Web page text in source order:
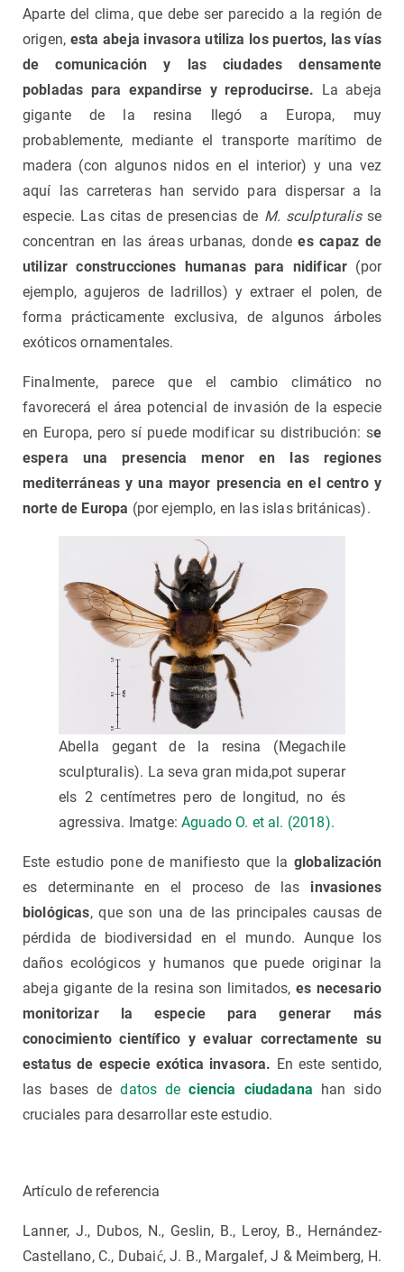
Aparte del clima, que debe ser parecido a la región de
origen, esta abeja invasora utiliza los puertos, las vías
de comunicación y las ciudades densamente
pobladas para expandirse y reproducirse. La abeja
gigante de la resina llegó a Europa, muy
probablemente, mediante el transporte marítimo de
madera (con algunos nidos en el interior) y una vez
aquí las carreteras han servido para dispersar a la
especie. Las citas de presencias de M. sculpturalisse
concentran en las áreas urbanas, dondees capaz de
utilizar construcciones humanas para nidificar (por
ejemplo, agujeros de ladrillos) y extraer el polen, de
forma prácticamente exclusiva, de algunos árboles
exóticos ornamentales.
Finalmente, parece que el cambio climático no
favorecerá el área potencial de invasión de la especie
en Europa, pero sí puede modificar su distribución: se
espera una presencia menor en las regiones
mediterráneas y una mayor presencia en el centro y
norte de Europa (por ejemplo, en las islas británicas).
Abella gegant de la resina (Megachile
sculpturalis). La seva gran mida,pot superar
els 2 centímetres pero de longitud, no és
agressiva. Imatge:Aguado O. et al. (2018).
Este estudio pone de manifiesto que la globalización
es determinante en el proceso de las invasiones
biológicas, que son una de las principales causas de
pérdida de biodiversidad en el mundo. Aunque los
daños ecológicos y humanos que puede originar la
abeja gigante de la resina son limitados, es necesario
monitorizar la especie para generar más
conocimiento científico y evaluar correctamente su
estatus de especie exótica invasora. En este sentido,
las bases dedatos deciencia ciudadana han sido
cruciales para desarrollar este estudio.
Artículo de referencia
Lanner, J., Dubos, N., Geslin, B., Leroy, B., Hernández-
Castellano, C., Dubaić, J. B., Margalef, J & Meimberg, H.